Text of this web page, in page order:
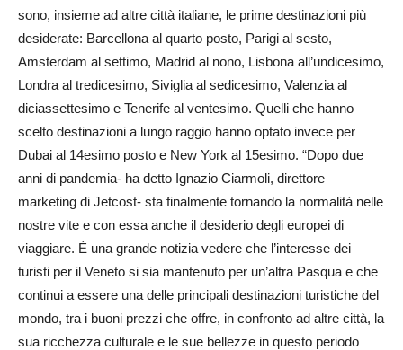
sono, insieme ad altre città italiane, le prime destinazioni più
desiderate: Barcellona al quarto posto, Parigi al sesto,
Amsterdam al settimo, Madrid al nono, Lisbona all’undicesimo,
Londra al tredicesimo, Siviglia al sedicesimo, Valenzia al
diciassettesimo e Tenerife al ventesimo. Quelli che hanno
scelto destinazioni a lungo raggio hanno optato invece per
Dubai al 14esimo posto e New York al 15esimo. “Dopo due
anni di pandemia- ha detto Ignazio Ciarmoli, direttore
marketing di Jetcost- sta finalmente tornando la normalità nelle
nostre vite e con essa anche il desiderio degli europei di
viaggiare. È una grande notizia vedere che l’interesse dei
turisti per il Veneto si sia mantenuto per un’altra Pasqua e che
continui a essere una delle principali destinazioni turistiche del
mondo, tra i buoni prezzi che offre, in confronto ad altre città, la
sua ricchezza culturale e le sue bellezze in questo periodo